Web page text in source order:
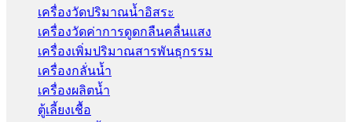
เครื่องวัดปริมาณน้ำอิสระ
เครื่องวัดค่าการดูดกลืนคลื่นแสง
เครื่องเพิ่มปริมาณสารพันธุกรรม
เครื่องกลั่นน้ำ
เครื่องผลิตน้ำ
ตู้เลี้ยงเชื้อ